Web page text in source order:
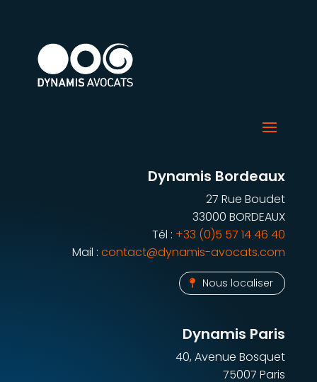
Dynamis Bordeaux
27 Rue Boudet
33000 BORDEAUX
Tél : +33 (0)5 57 14 46 40
Mail : contact@dynamis-avocats.com
Nous localiser
Dynamis Paris
40, Avenue Bosquet
75007 Paris